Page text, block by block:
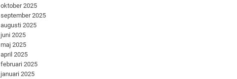
oktober 2025
september 2025
augusti 2025
juni 2025
maj 2025
april 2025
februari 2025
januari 2025